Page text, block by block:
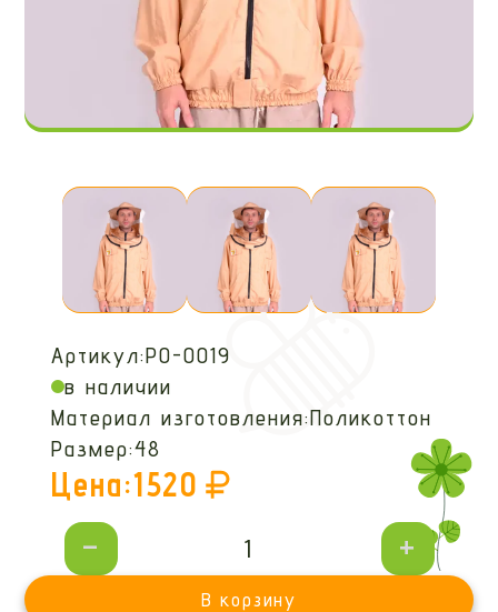
Артикул:PO-0019
в наличии
Материал изготовления:Поликоттон
Размер:48
Цена:1520
- +
В корзину